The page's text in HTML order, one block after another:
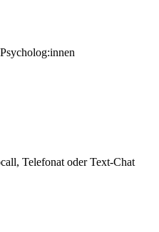
Telefonat oder Text-Chat